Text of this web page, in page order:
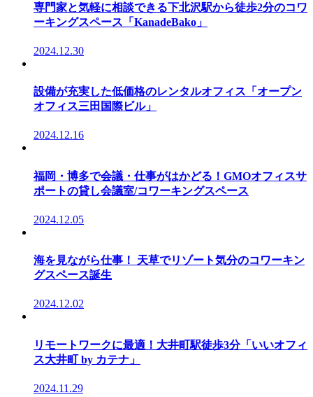
専門家と気軽に相談できる下北沢駅から徒歩2分のコワ
ーキングスペース「KanadeBako」
2024.12.30
設備が充実した低価格のレンタルオフィス「オープン
オフィス三田国際ビル」
2024.12.16
福岡・博多で会議・仕事がはかどる！GMOオフィスサ
ポートの貸し会議室/コワーキングスペース
2024.12.05
海を見ながら仕事！ 天草でリゾート気分のコワーキン
グスペース誕生
2024.12.02
リモートワークに最適！大井町駅徒歩3分「いいオフィ
ス大井町 by カテナ」
2024.11.29